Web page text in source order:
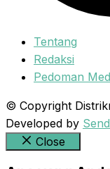
Tentang
Redaksi
Pedoman
© Copyright
Developed by
Close